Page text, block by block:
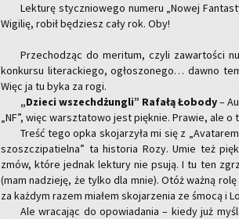
Lek­tu­rę stycz­nio­we­go nu­me­ru „Nowej
Wi­gi­lię, robił bę­dziesz cały rok. Oby!
Prze­cho­dząc do me­ri­tum, czyli za­war­to­ści
kon­kur­su li­te­rac­kie­go, ogło­szo­ne­go… dawno
Więc ja tu byka za rogi.
„Dzie­ci wszech­dżun­gli” Ra­fa­łą Ło­bo­dy–
„NF”, więc warsz­ta­to­wo jest pięk­nie. Pra­wie, ale o
Treść tego opka sko­ja­rzy­ła mi się z
szosz­czi­pa­tiel­na” ta hi­sto­ria Rozy. Umie też
zmów, które jed­nak lek­tu­ry nie psują. I tu ten
(mam na­dzie­ję, że tylko dla mnie). Otóż ważną
za każ­dym razem mia­łem sko­ja­rze­nia ze śmocą i
Ale wra­ca­jąc do opo­wia­da­nia – kiedy już